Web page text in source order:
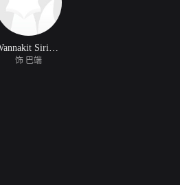
Wannakit Sirioput
饰 巴端